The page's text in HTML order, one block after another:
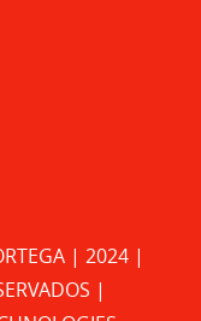
| 2024 |
|